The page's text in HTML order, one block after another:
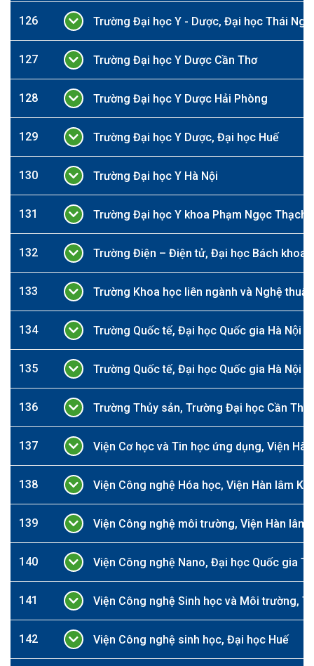
126 Trường Đại học Y - Dược, Đại học Thái
127 Trường Đại học Y Dược Cần Thơ
128 Trường Đại học Y Dược Hải Phòng
129 Trường Đại học Y Dược, Đại học Huế
130 Trường Đại học Y Hà Nội
131 Trường Đại học Y khoa Phạm Ngọc Thạch
132 Trường Điện – Điện tử, Đại học Bách khoa
133 Trường Khoa học liên ngành và Nghệ
134 Trường Quốc tế, Đại học Quốc gia Hà Nội
135 Trường Quốc tế, Đại học Quốc gia Hà Nội
136 Trường Thủy sản, Trường Đại học Cần Thơ
137 Viện Cơ học và Tin học ứng dụng, Viện
138 Viện Công nghệ Hóa học, Viện Hàn lâm
139 Viện Công nghệ môi trường, Viện Hàn lâm
140 Viện Công nghệ Nano, Đại học Quốc gia
141 Viện Công nghệ Sinh học và Môi trường,
142 Viện Công nghệ sinh học, Đại học Huế